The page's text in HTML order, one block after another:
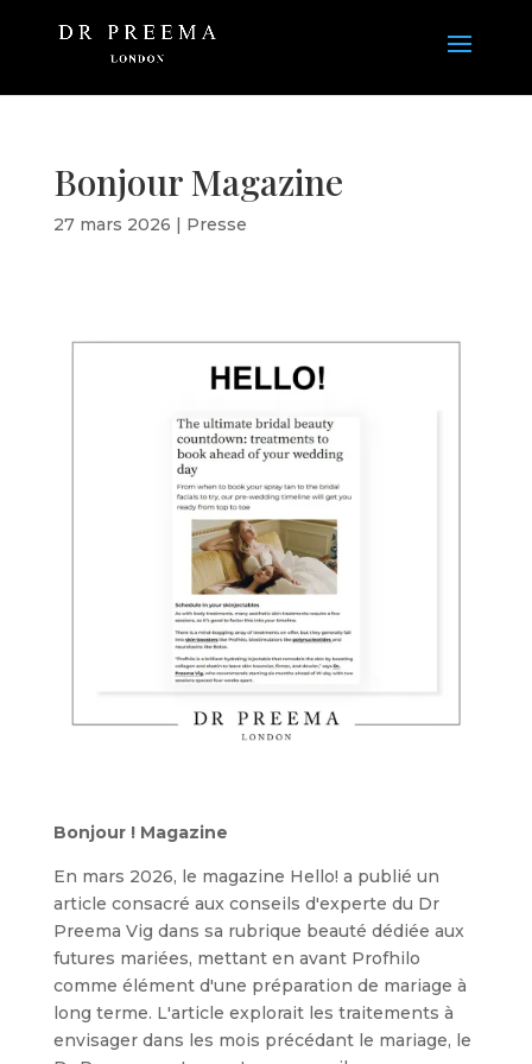
Bonjour Magazine
27 mars 2026 | Presse
Bonjour ! Magazine
En mars 2026, le magazine Hello! a publié un
article consacré aux conseils d'experte du Dr
Preema Vig dans sa rubrique beauté dédiée aux
futures mariées, mettant en avant Profhilo
comme élément d'une préparation de mariage à
long terme. L'article explorait les traitements à
envisager dans les mois précédant le mariage, le